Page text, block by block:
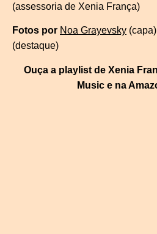
(assessoria de Xenia França)
Fotos por Noa Grayevsky
(destaque)
Ouça a playlist de Xenia
Music e na